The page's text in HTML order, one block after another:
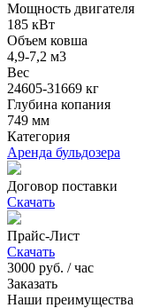
Мощность двигателя
185 кВт
Объем ковша
4,9-7,2 м3
Вес
24605-31669 кг
Глубина копания
749 мм
Категория
Аренда бульдозера
Договор поставки
Скачать
Прайс-Лист
Скачать
3000 руб. / час
Заказать
Наши преимущества